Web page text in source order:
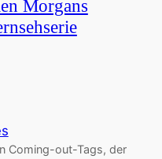
Morgans
Coming-out-Tags, der